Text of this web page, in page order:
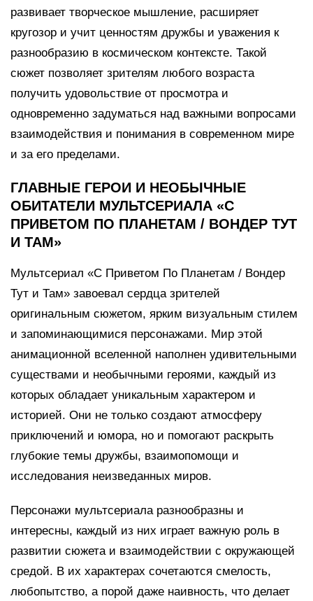
развивает творческое мышление, расширяет
кругозор и учит ценностям дружбы и уважения к
разнообразию в космическом контексте. Такой
сюжет позволяет зрителям любого возраста
получить удовольствие от просмотра и
одновременно задуматься над важными вопросами
взаимодействия и понимания в современном мире
и за его пределами.
ГЛАВНЫЕ ГЕРОИ И НЕОБЫЧНЫЕ
ОБИТАТЕЛИ МУЛЬТСЕРИАЛА «С
ПРИВЕТОМ ПО ПЛАНЕТАМ / ВОНДЕР ТУТ
И ТАМ»
Мультсериал «С Приветом По Планетам / Вондер
Тут и Там» завоевал сердца зрителей
оригинальным сюжетом, ярким визуальным стилем
и запоминающимися персонажами. Мир этой
анимационной вселенной наполнен удивительными
существами и необычными героями, каждый из
которых обладает уникальным характером и
историей. Они не только создают атмосферу
приключений и юмора, но и помогают раскрыть
глубокие темы дружбы, взаимопомощи и
исследования неизведанных миров.
Персонажи мультсериала разнообразны и
интересны, каждый из них играет важную роль в
развитии сюжета и взаимодействии с окружающей
средой. В их характерах сочетаются смелость,
любопытство, а порой даже наивность, что делает